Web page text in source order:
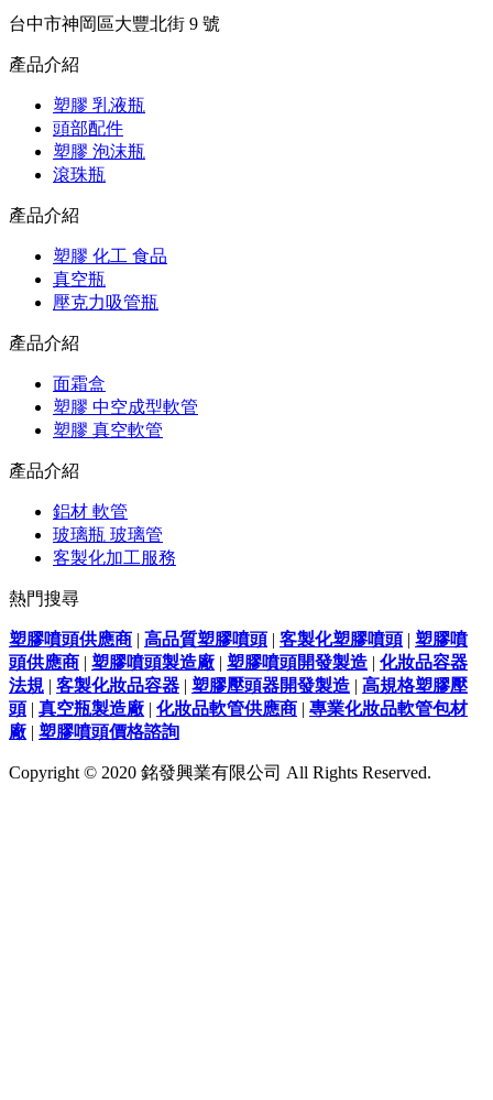
台中市神岡區大豐北街 9 號
產品介紹
塑膠 乳液瓶
頭部配件
塑膠 泡沫瓶
滾珠瓶
產品介紹
塑膠 化工 食品
真空瓶
壓克力吸管瓶
產品介紹
面霜盒
塑膠 中空成型軟管
塑膠 真空軟管
產品介紹
鋁材 軟管
玻璃瓶 玻璃管
客製化加工服務
熱門搜尋
塑膠噴頭供應商 | 高品質塑膠噴頭 | 客製化塑膠噴頭 | 塑膠噴
頭供應商 | 塑膠噴頭製造廠 | 塑膠噴頭開發製造 | 化妝品容器
法規 | 客製化妝品容器 | 塑膠壓頭器開發製造 | 高規格塑膠壓
頭 | 真空瓶製造廠 | 化妝品軟管供應商 | 專業化妝品軟管包材
廠 | 塑膠噴頭價格諮詢
Copyright © 2020 銘發興業有限公司 All Rights Reserved.